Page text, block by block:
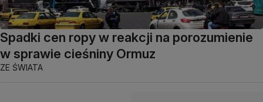
Spadki cen ropy w reakcji na porozumienie
w sprawie cieśniny Ormuz
ZE ŚWIATA